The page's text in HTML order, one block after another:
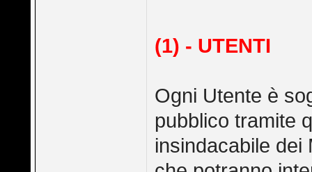
(1) - UTENTI
Ogni Utente è
pubblico tramite
insindacabile dei